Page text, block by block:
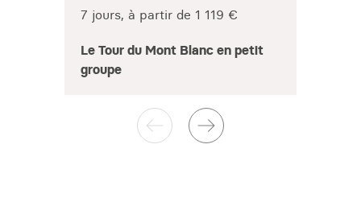
7 jours, à partir de 1 119 €
Le Tour du Mont Blanc en petit
groupe